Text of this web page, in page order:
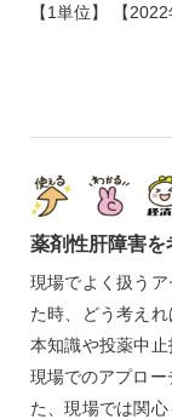
【1単位】 【
薬剤性肝障害を
現場でよく扱う
た時、どう考え
本知識や投薬中止
現場でのアプロー
た、現場では関